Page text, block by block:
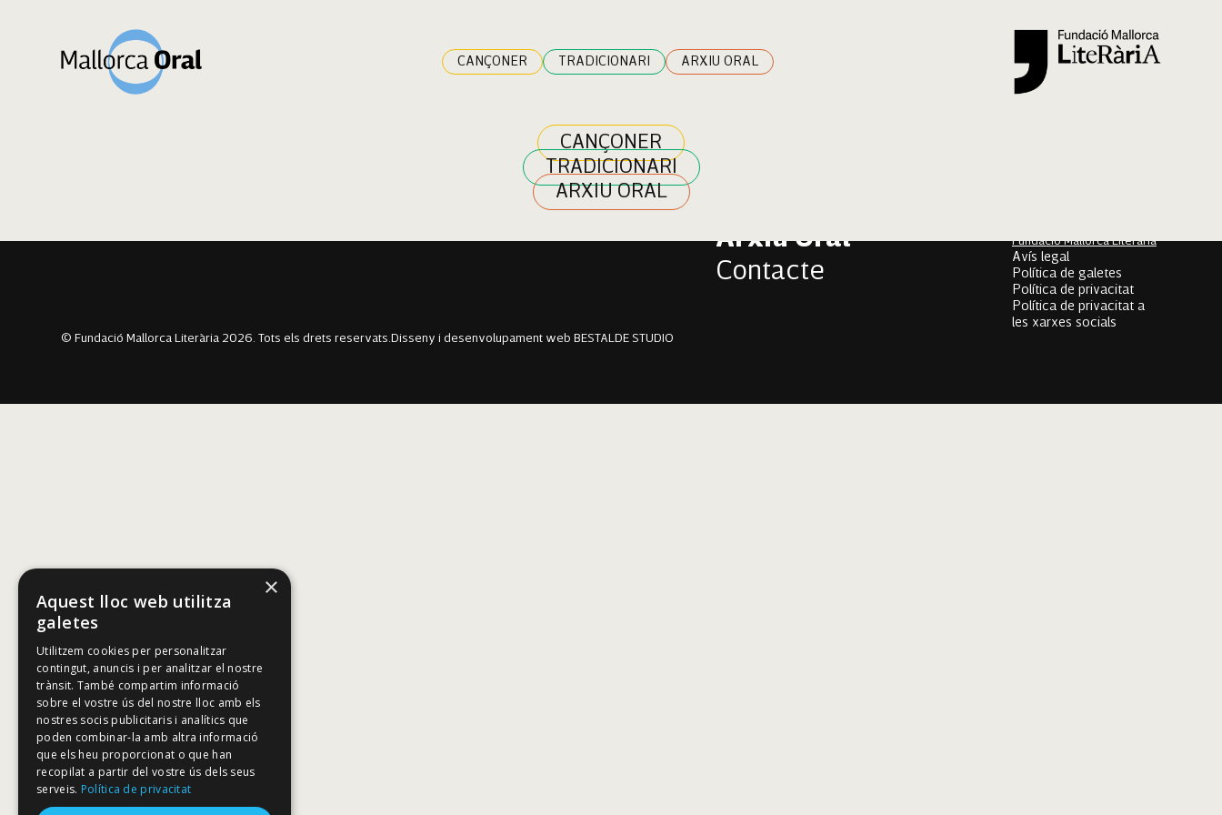
CANÇONER TRADICIONARI ARXIU ORAL
CANÇONER
TRADICIONARI
ARXIU ORAL
Bilal Makrani Zouggaghi
Claudia Balaguer Crespí
Ikram Sabbar Abou
Arxiu Oral
Contacte
Fundació Mallorca Literària
Avís legal
Política de galetes
Política de privacitat
Política de privacitat a
les xarxes socials
© Fundació Mallorca Literària 2026. Tots els drets reservats. Disseny i desenvolupament web BESTALDE STUDIO
×
Aquest lloc web utilitza
galetes
Utilitzem cookies per personalitzar
contingut, anuncis i per analitzar el nostre
trànsit. També compartim informació
sobre el vostre ús del nostre lloc amb els
nostres socis publicitaris i analítics que
poden combinar-la amb altra informació
que els heu proporcionat o que han
recopilat a partir del vostre ús dels seus
serveis. Política de privacitat